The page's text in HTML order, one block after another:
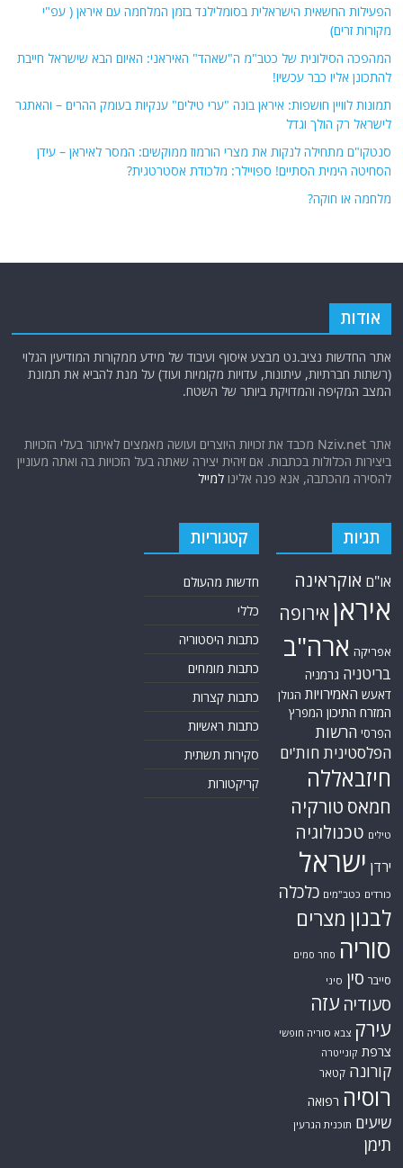
הפעילות החשאית הישראלית בסומלילנד בזמן המלחמה עם איראן ( עפ"י
מקורות זרים)
המהפכה הסילונית של כטב"מ ה"שאהד" האיראני: האיום הבא שישראל חייבת
להתכונן אליו כבר עכשיו!
תמונות לוויין חושפות: איראן בונה "ערי טילים" ענקיות בעומק ההרים – והאתגר
לישראל רק הולך וגדל
סנטקו"ם מתחילה לנקות את מצרי הורמוז ממוקשים: המסר לאיראן – עידן
הסחיטה הימית הסתיים! ספויילר: מלכודת אסטרטגית?
מלחמה או חוקה?
אודות
אתר החדשות נציב.נט מבצע איסוף ועיבוד של מידע ממקורות המודיעין הגלוי
(רשתות חברתיות, עיתונות, עדויות מקומיות ועוד) על מנת להביא את תמונת
המצב המקיפה והמדויקת ביותר של השטח.
אתר Nziv.net מכבד את זכויות היוצרים ועושה מאמצים לאיתור בעלי הזכויות
ביצירות הכלולות בכתבות. אם זיהית יצירה שאתה בעל הזכויות בה ואתה מעוניין
להסירה מהכתבה, אנא פנה אלינולמייל
תגיות
או"ם אוקראינה
איראן אירופה
אפריקה ארה"ב
בריטניה גרמניה
דאעש האמירויות הגולן
המזרח התיכון המפרץ
הפרסי הרשות
הפלסטינית חות'ים
חיזבאללה
חמאס טורקיה
טילים טכנולוגיה
ירדן ישראל
כורדים כטב"מים כלכלה
לבנון מצרים
סוריה סחר סמים
סייבר סין סיני
סעודיה עזה
עירק צבא סוריה חופשי
צרפת קונייטרה
קורונה קטאר
רוסיה רפואה
שיעים תוכנית הגרעין
תימן
קטגוריות
חדשות מהעולם
כללי
כתבות היסטוריה
כתבות מומחים
כתבות קצרות
כתבות ראשיות
סקירות תשתית
קריקטורות